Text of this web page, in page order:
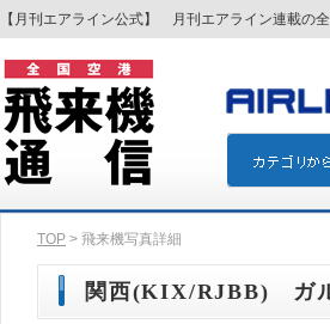
【月刊エアライン公式】 月刊エアライン連載の
TOP > 飛来機写真詳細
関西(KIX/RJBB) ガ